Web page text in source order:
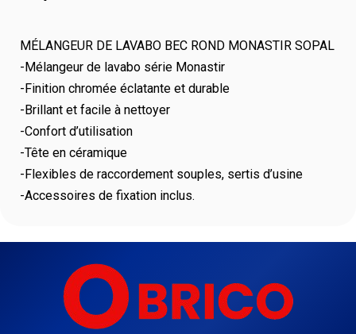
MÉLANGEUR DE LAVABO BEC ROND MONASTIR SOPAL
-Mélangeur de lavabo série Monastir
-Finition chromée éclatante et durable
-Brillant et facile à nettoyer
-Confort d’utilisation
-Tête en céramique
-Flexibles de raccordement souples, sertis d’usine
-Accessoires de fixation inclus.